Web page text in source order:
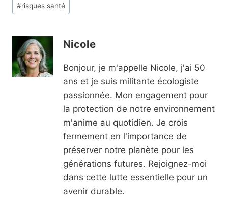
la#risques santé
Nicole
Bonjour, je m'appelle Nicole, j'ai 50
ans et je suis militante écologiste
passionnée. Mon engagement pour
la protection de notre environnement
m'anime au quotidien. Je crois
fermement en l'importance de
préserver notre planète pour les
générations futures. Rejoignez-moi
dans cette lutte essentielle pour un
avenir durable.